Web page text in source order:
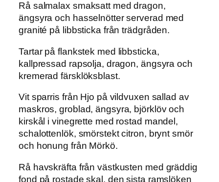
Rå salmalax smaksatt med dragon,
ängsyra och hasselnötter serverad med
granité på libbsticka från trädgråden.
Tartar på flankstek med libbsticka,
kallpressad rapsolja, dragon, ängsyra och
kremerad färsklöksblast.
Vit sparris från Hjo på vildvuxen sallad av
maskros, groblad, ängsyra, björklöv och
kirskål i vinegrette med rostad mandel,
schalottenlök, smörstekt citron, brynt smör
och honung från Mörkö.
Rå havskräfta från västkusten med gräddig
fond på rostade skal, den sista ramslöken